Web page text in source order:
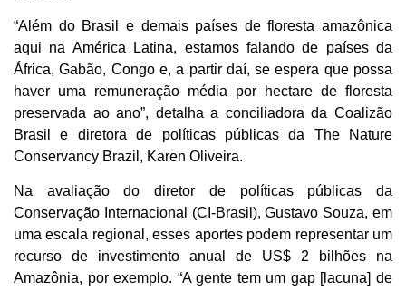
“Além do Brasil e demais países de floresta amazônica
aqui na América Latina, estamos falando de países da
África, Gabão, Congo e, a partir daí, se espera que possa
haver uma remuneração média por hectare de floresta
preservada ao ano”, detalha a conciliadora da Coalizão
Brasil e diretora de políticas públicas da The Nature
Conservancy Brazil, Karen Oliveira.
Na avaliação do diretor de políticas públicas da
Conservação Internacional (CI-Brasil), Gustavo Souza, em
uma escala regional, esses aportes podem representar um
recurso de investimento anual de US$ 2 bilhões na
Amazônia, por exemplo. “A gente tem um gap [lacuna] de